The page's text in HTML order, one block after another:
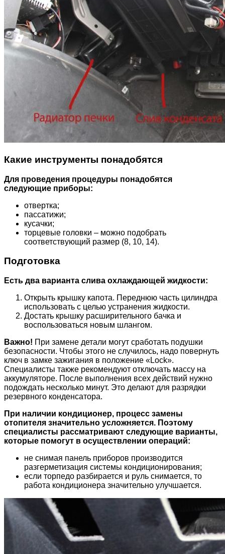
Какие инструменты понадобятся
Для проведения процедуры понадобятся
следующие приборы:
отвертка;
пассатижи;
кусачки;
торцевые головки – можно подобрать
соответствующий размер (8, 10, 14).
Подготовка
Есть два варианта слива охлаждающей жидкости:
Открыть крышку капота. Переднюю часть цилиндра
использовать с целью устранения жидкости.
Достать крышку расширительного бачка и
воспользоваться новым шлангом.
Важно! При замене детали могут сработать подушки
безопасности. Чтобы этого не случилось, надо повернуть
ключ в замке зажигания в положение «Lock».
Специалисты также рекомендуют отключать массу на
аккумуляторе. После выполнения всех действий нужно
подождать несколько минут. Это делают для разрядки
резервного конденсатора.
При наличии кондиционер, процесс замены
отопителя значительно усложняется. Поэтому
специалисты рассматривают следующие варианты,
которые помогут в осуществлении операций:
не снимая панель приборов производится
разгерметизация системы кондиционирования;
если торпедо разбирается и руль снимается, то
работа кондиционера значительно улучшается.